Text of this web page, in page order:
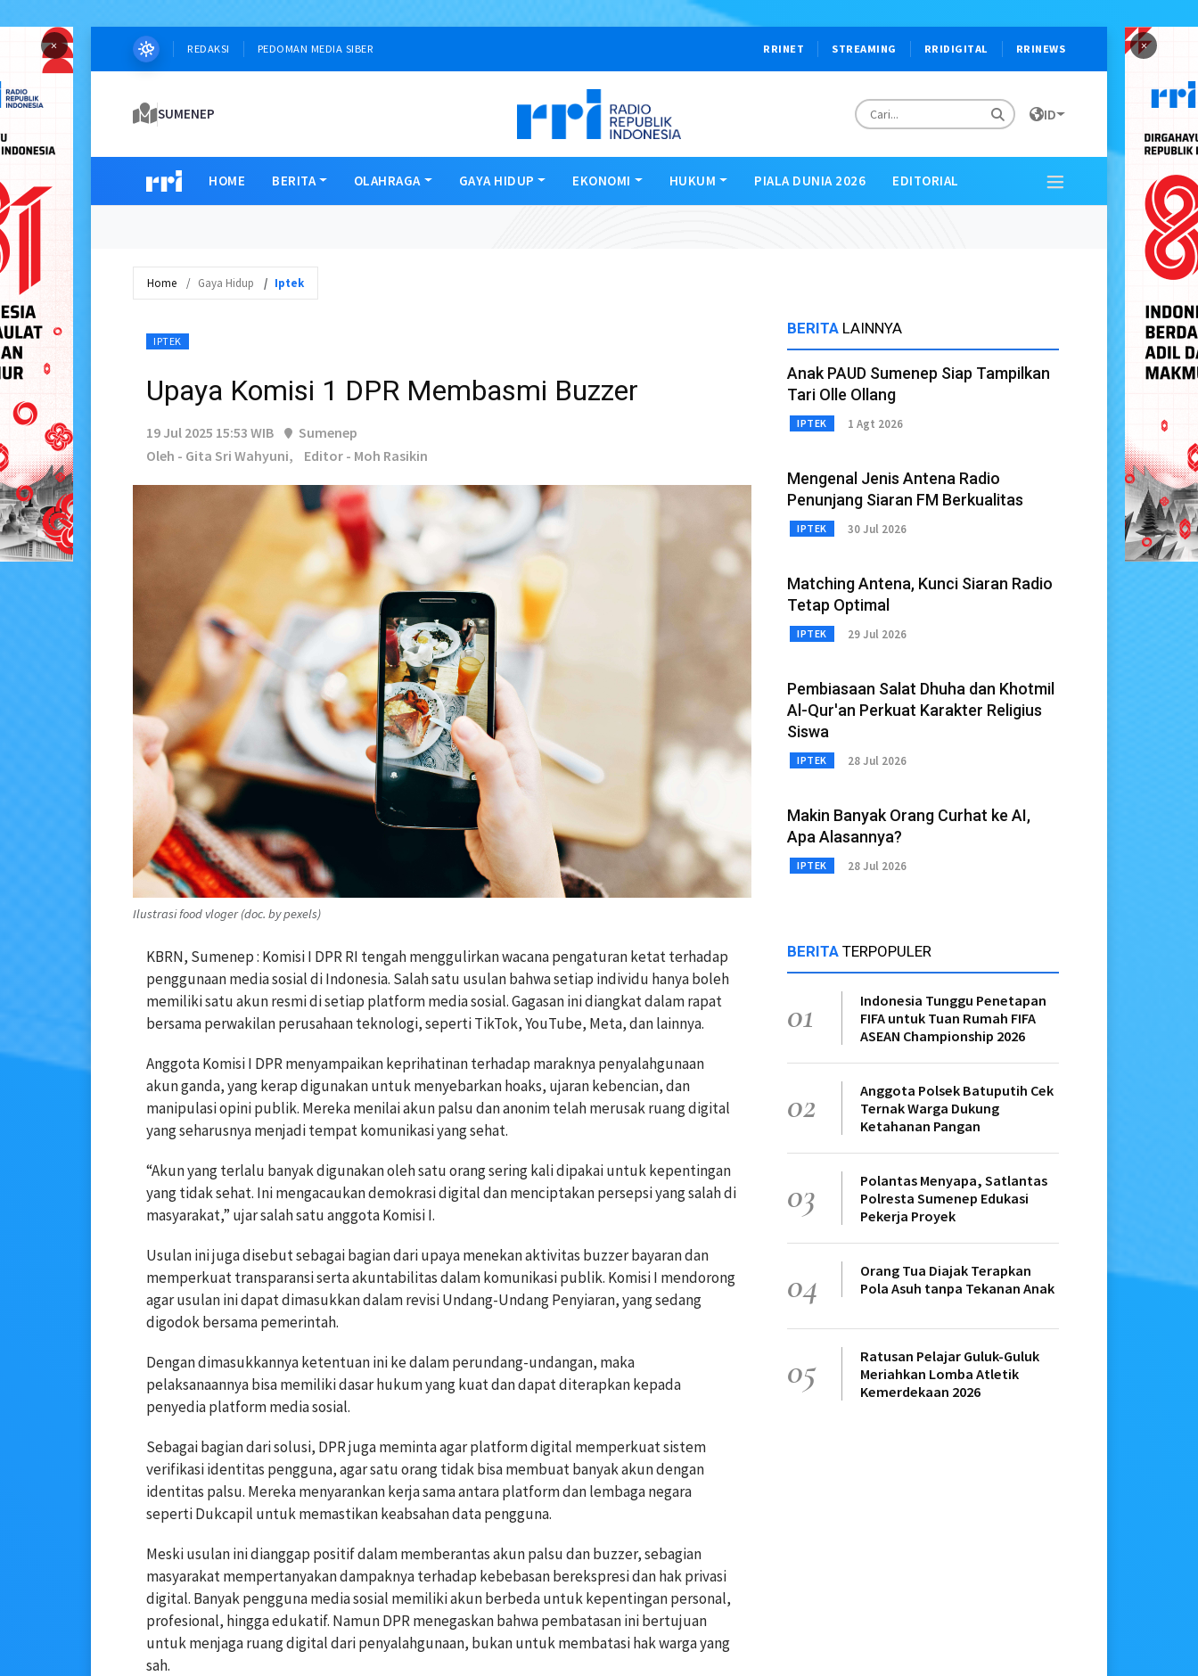
× ×
REDAKSI PEDOMAN MEDIA SIBER RRINET STREAMING RRIDIGITAL RRINEWS
SUMENEP ID
HOME BERITA OLAHRAGA GAYA HIDUP EKONOMI HUKUM PIALA DUNIA 2026 EDITORIAL
Home Gaya Hidup Iptek
IPTEK
Upaya Komisi 1 DPR Membasmi Buzzer
19 Jul 2025 15:53 WIB
Sumenep
Oleh - Gita Sri Wahyuni,
Editor - Moh Rasikin
Ilustrasi food vloger (doc. by pexels)
KBRN, Sumenep : Komisi I DPR RI tengah menggulirkan wacana pengaturan ketat terhadap
penggunaan media sosial di Indonesia. Salah satu usulan bahwa setiap individu hanya boleh
memiliki satu akun resmi di setiap platform media sosial. Gagasan ini diangkat dalam rapat
bersama perwakilan perusahaan teknologi, seperti TikTok, YouTube, Meta, dan lainnya.
Anggota Komisi I DPR menyampaikan keprihatinan terhadap maraknya penyalahgunaan
akun ganda, yang kerap digunakan untuk menyebarkan hoaks, ujaran kebencian, dan
manipulasi opini publik. Mereka menilai akun palsu dan anonim telah merusak ruang digital
yang seharusnya menjadi tempat komunikasi yang sehat.
“Akun yang terlalu banyak digunakan oleh satu orang sering kali dipakai untuk kepentingan
yang tidak sehat. Ini mengacaukan demokrasi digital dan menciptakan persepsi yang salah di
masyarakat,” ujar salah satu anggota Komisi I.
Usulan ini juga disebut sebagai bagian dari upaya menekan aktivitas buzzer bayaran dan
memperkuat transparansi serta akuntabilitas dalam komunikasi publik. Komisi I mendorong
agar usulan ini dapat dimasukkan dalam revisi Undang-Undang Penyiaran, yang sedang
digodok bersama pemerintah.
Dengan dimasukkannya ketentuan ini ke dalam perundang-undangan, maka
pelaksanaannya bisa memiliki dasar hukum yang kuat dan dapat diterapkan kepada
penyedia platform media sosial.
Sebagai bagian dari solusi, DPR juga meminta agar platform digital memperkuat sistem
verifikasi identitas pengguna, agar satu orang tidak bisa membuat banyak akun dengan
identitas palsu. Mereka menyarankan kerja sama antara platform dan lembaga negara
seperti Dukcapil untuk memastikan keabsahan data pengguna.
Meski usulan ini dianggap positif dalam memberantas akun palsu dan buzzer, sebagian
masyarakat mempertanyakan dampaknya terhadap kebebasan berekspresi dan hak privasi
digital. Banyak pengguna media sosial memiliki akun berbeda untuk kepentingan personal,
profesional, hingga edukatif. Namun DPR menegaskan bahwa pembatasan ini bertujuan
untuk menjaga ruang digital dari penyalahgunaan, bukan untuk membatasi hak warga yang
sah.
BERITA LAINNYA
Anak PAUD Sumenep Siap Tampilkan
Tari Olle Ollang
IPTEK 1 Agt 2026
Mengenal Jenis Antena Radio
Penunjang Siaran FM Berkualitas
IPTEK 30 Jul 2026
Matching Antena, Kunci Siaran Radio
Tetap Optimal
IPTEK 29 Jul 2026
Pembiasaan Salat Dhuha dan Khotmil
Al-Qur'an Perkuat Karakter Religius
Siswa
IPTEK 28 Jul 2026
Makin Banyak Orang Curhat ke AI,
Apa Alasannya?
IPTEK 28 Jul 2026
BERITA TERPOPULER
01
Indonesia Tunggu Penetapan
FIFA untuk Tuan Rumah FIFA
ASEAN Championship 2026
02
Anggota Polsek Batuputih Cek
Ternak Warga Dukung
Ketahanan Pangan
03
Polantas Menyapa, Satlantas
Polresta Sumenep Edukasi
Pekerja Proyek
04
Orang Tua Diajak Terapkan
Pola Asuh tanpa Tekanan Anak
05
Ratusan Pelajar Guluk-Guluk
Meriahkan Lomba Atletik
Kemerdekaan 2026